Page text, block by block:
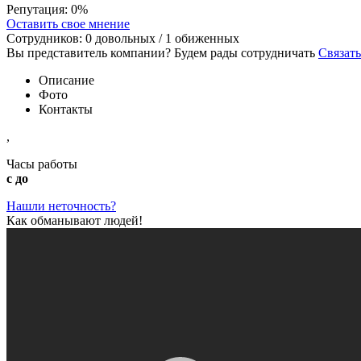
Репутация: 0%
Оставить свое мнение
Сотрудников: 0 довольных / 1 обиженных
Вы представитель компании? Будем рады сотрудничать
Описание
Фото
Контакты
,
Часы работы
с до
Нашли неточность?
Как обманывают людей!